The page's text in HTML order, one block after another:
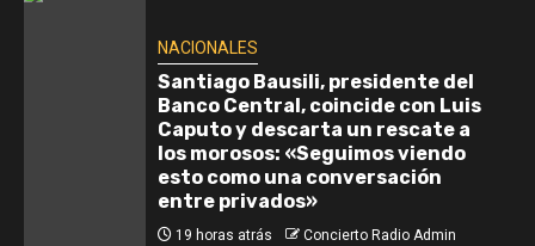
NACIONALES
Santiago Bausili, presidente del
Banco Central, coincide con Luis
Caputo y descarta un rescate a
los morosos: «Seguimos viendo
esto como una conversación
entre privados»
19 horas atrás Concierto Radio Admin